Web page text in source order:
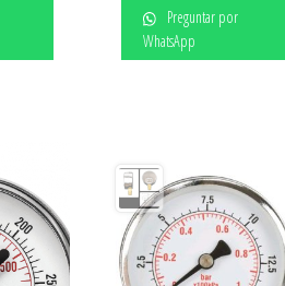
Preguntar por
WhatsApp